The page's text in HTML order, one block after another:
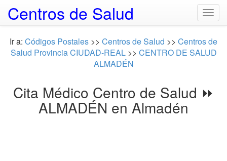
Centros de Salud
Ir a: Códigos Postales >> Centros de Salud >> Centros de
Salud Provincia CIUDAD-REAL >> CENTRO DE SALUD
ALMADÉN
Cita Médico Centro de Salud ⏩
ALMADÉN en Almadén